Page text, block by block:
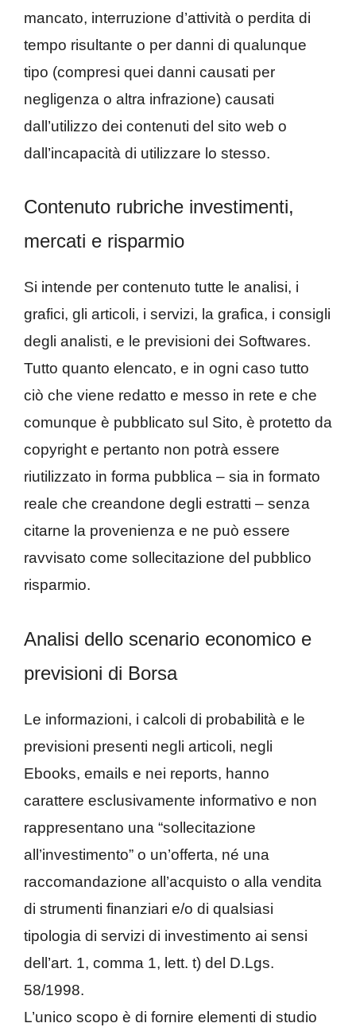
mancato, interruzione d’attività o perdita di
tempo risultante o per danni di qualunque
tipo (compresi quei danni causati per
negligenza o altra infrazione) causati
dall’utilizzo dei contenuti del sito web o
dall’incapacità di utilizzare lo stesso.
Contenuto rubriche investimenti,
mercati e risparmio
Si intende per contenuto tutte le analisi, i
grafici, gli articoli, i servizi, la grafica, i consigli
degli analisti, e le previsioni dei Softwares.
Tutto quanto elencato, e in ogni caso tutto
ciò che viene redatto e messo in rete e che
comunque è pubblicato sul Sito, è protetto da
copyright e pertanto non potrà essere
riutilizzato in forma pubblica – sia in formato
reale che creandone degli estratti – senza
citarne la provenienza e ne può essere
ravvisato come sollecitazione del pubblico
risparmio.
Analisi dello scenario economico e
previsioni di Borsa
Le informazioni, i calcoli di probabilità e le
previsioni presenti negli articoli, negli
Ebooks, emails e nei reports, hanno
carattere esclusivamente informativo e non
rappresentano una “sollecitazione
all’investimento” o un’offerta, né una
raccomandazione all’acquisto o alla vendita
di strumenti finanziari e/o di qualsiasi
tipologia di servizi di investimento ai sensi
dell’art. 1, comma 1, lett. t) del D.Lgs.
58/1998.
L’unico scopo è di fornire elementi di studio